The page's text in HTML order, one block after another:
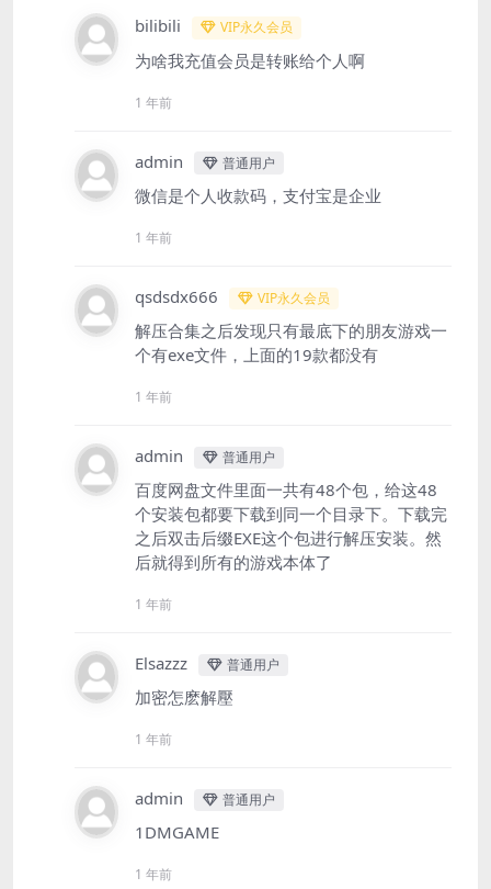
bilibili VIP永久会员
为啥我充值会员是转账给个人啊
1 年前
admin 普通用户
微信是个人收款码，支付宝是企业
1 年前
qsdsdx666 VIP永久会员
解压合集之后发现只有最底下的朋友游戏一
个有exe文件，上面的19款都没有
1 年前
admin 普通用户
百度网盘文件里面一共有48个包，给这48
个安装包都要下载到同一个目录下。下载完
之后双击后缀EXE这个包进行解压安装。然
后就得到所有的游戏本体了
1 年前
Elsazzz 普通用户
加密怎麽解壓
1 年前
admin 普通用户
1DMGAME
1 年前